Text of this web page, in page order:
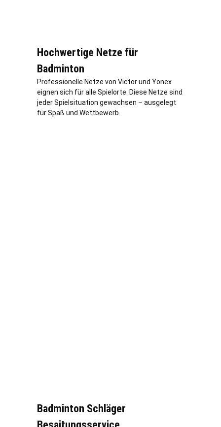
Hochwertige Netze für
Badminton
Professionelle Netze von Victor und Yonex
eignen sich für alle Spielorte. Diese Netze sind
jeder Spielsituation gewachsen – ausgelegt
für Spaß und Wettbewerb.
Badminton Schläger